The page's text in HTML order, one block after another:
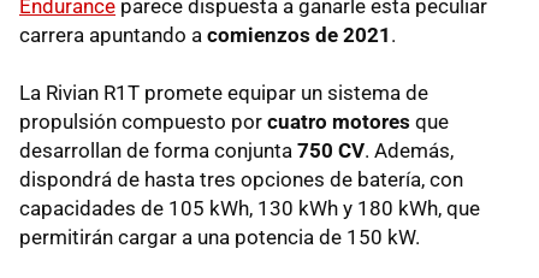
Endurance parece dispuesta a ganarle esta peculiar
carrera apuntando a comienzos de 2021 .
La Rivian R1T promete equipar un sistema de
propulsión compuesto por cuatro motores que
desarrollan de forma conjunta 750 CV. Además,
dispondrá de hasta tres opciones de batería, con
capacidades de 105 kWh, 130 kWh y 180 kWh, que
permitirán cargar a una potencia de 150 kW.